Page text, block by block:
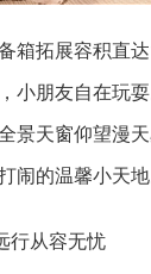
箱拓展容积直
小朋友自在玩
景天窗仰望漫
的温馨小天地
行从容无忧